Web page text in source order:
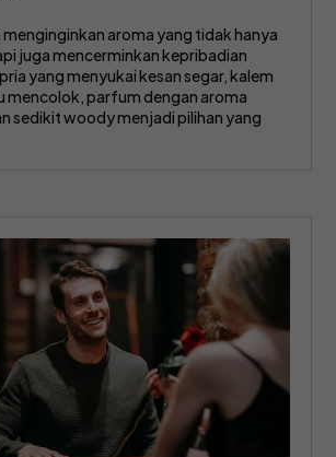
menginginkan aroma yang tidak hanya
juga mencerminkan kepribadian
yang menyukai kesan segar, kalem
mencolok, parfum dengan aroma
sedikit woody menjadi pilihan yang